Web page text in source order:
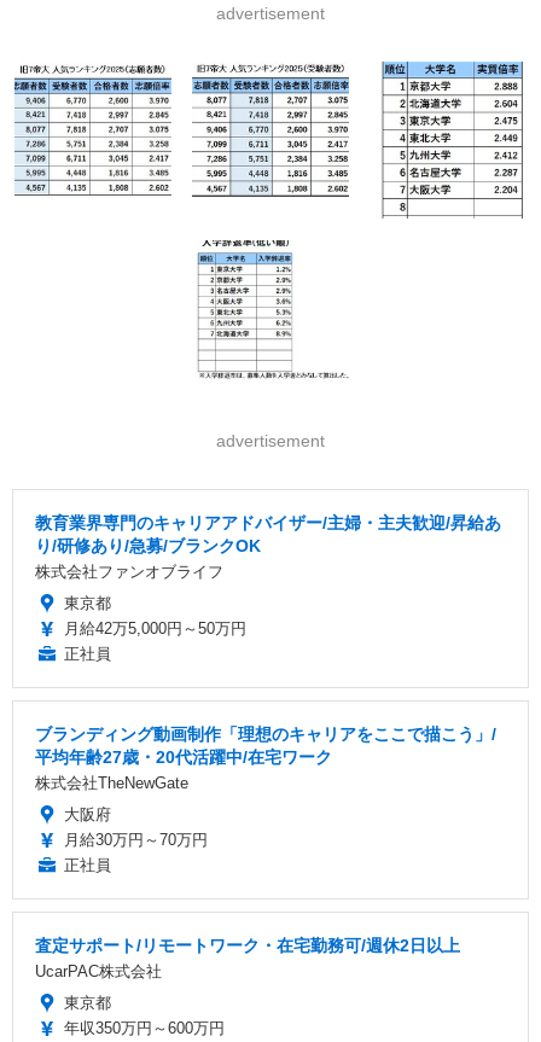
advertisement
advertisement
教育業界専門のキャリアアドバイザー/主婦・主夫歓迎/昇給あ
り/研修あり/急募/ブランクOK
株式会社ファンオブライフ
東京都
月給42万5,000円～50万円
正社員
ブランディング動画制作「理想のキャリアをここで描こう」/
平均年齢27歳・20代活躍中/在宅ワーク
株式会社TheNewGate
大阪府
月給30万円～70万円
正社員
査定サポート/リモートワーク・在宅勤務可/週休2日以上
UcarPAC株式会社
東京都
年収350万円～600万円